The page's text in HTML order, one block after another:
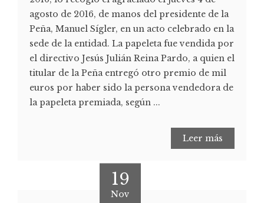
agosto de 2016, de manos del presidente de la
Peña, Manuel Sígler, en un acto celebrado en la
sede de la entidad. La papeleta fue vendida por
el directivo Jesús Julián Reina Pardo, a quien el
titular de la Peña entregó otro premio de mil
euros por haber sido la persona vendedora de
la papeleta premiada, según ...
Leer más
19
Nov